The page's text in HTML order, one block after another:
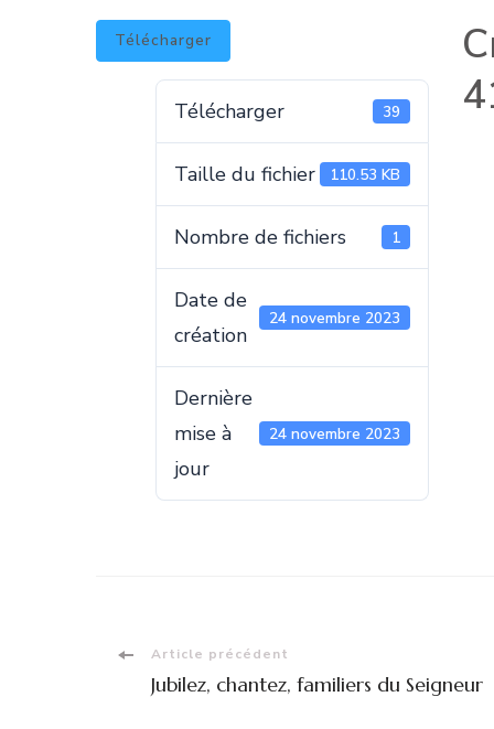
Télécharger
Télécharger 39
Taille du fichier 110.53 KB
Nombre de fichiers 1
Date de
création
24 novembre 2023
Dernière
mise à
jour
24 novembre 2023
Navigation
Article précédent
Jubilez, chantez, familiers du Seigneur